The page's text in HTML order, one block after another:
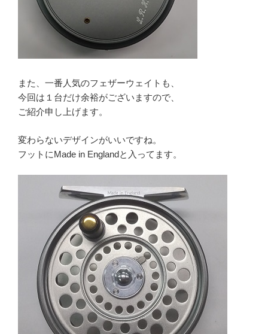
また、一番人気のフェザーウェイトも、
今回は１台だけ余裕がございますので、
ご紹介申し上げます。
変わらないデザインがいいですね。
フットにMade in Englandと入ってます。